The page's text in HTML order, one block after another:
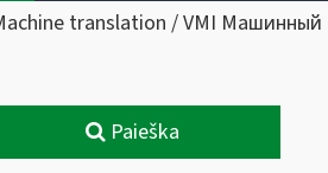
translation / VMI
Paieška